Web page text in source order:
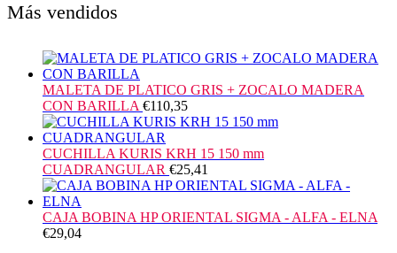
Más vendidos
MALETA DE PLATICO GRIS + ZOCALO MADERA
CON BARILLA €110,35
CUCHILLA KURIS KRH 15 150 mm
CUADRANGULAR €25,41
CAJA BOBINA HP ORIENTAL SIGMA - ALFA - ELNA
€29,04